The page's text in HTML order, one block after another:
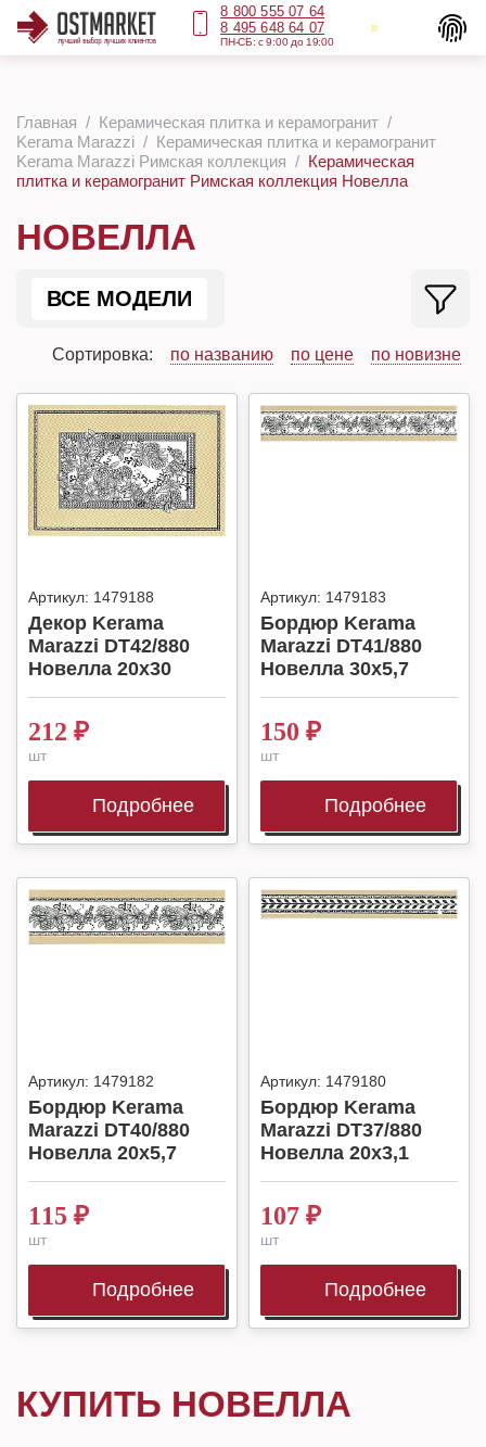
8 800 555 07 64
8 495 648 64 07
ПН-СБ: с 9:00 до 19:00
Главная
Керамическая плитка и керамогранит
Kerama Marazzi
Керамическая плитка и керамогранит
Kerama Marazzi Римская коллекция
Керамическая
плитка и керамогранит Римская коллекция Новелла
НОВЕЛЛА
ВСЕ МОДЕЛИ
Сортировка: по названию по цене по новизне
Артикул: 1479188
Декор Kerama
Marazzi DT42/880
Новелла 20х30
212 ₽
шт
Подробнее
Артикул: 1479183
Бордюр Kerama
Marazzi DT41/880
Новелла 30х5,7
150 ₽
шт
Подробнее
Артикул: 1479182
Бордюр Kerama
Marazzi DT40/880
Новелла 20х5,7
115 ₽
шт
Подробнее
Артикул: 1479180
Бордюр Kerama
Marazzi DT37/880
Новелла 20х3,1
107 ₽
шт
Подробнее
КУПИТЬ НОВЕЛЛА